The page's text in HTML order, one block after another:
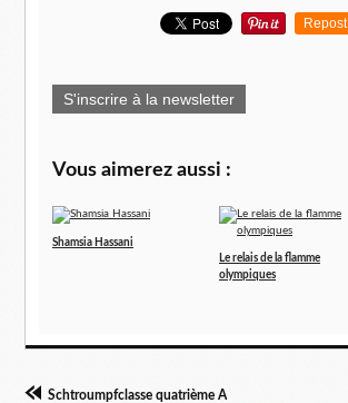
Repost
S'inscrire à la newsletter
Vous aimerez aussi :
Shamsia Hassani
Le relais de la flamme
olympiques
Schtroumpfclasse quatrième A